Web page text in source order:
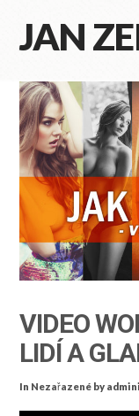
JAN
VIDEO
LIDÍ A
In Nezařazené by